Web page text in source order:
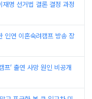
재명 선거법 결론 결정 과정
인연 이혼숙려캠프 방송 장
프’ 출연 사망 원인 비공개